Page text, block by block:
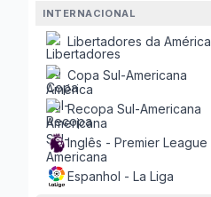
INTERNACIONAL
Libertadores da América
Copa Sul-Americana
Recopa Sul-Americana
Inglês - Premier League
Espanhol - La Liga